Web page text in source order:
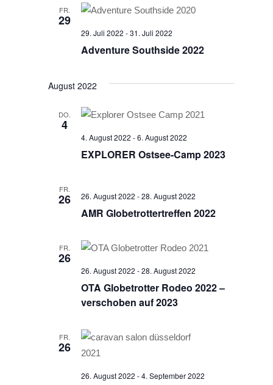
FR.
29
Adventure Southside 2022
29. Juli 2022 -31. Juli 2022
August 2022
DO.
4
EXPLORER Ostsee-Camp 2023
4. August 2022 -6. August 2022
FR.
26
AMR Globetrottertreffen 2022
26. August 2022 -28. August 2022
FR.
26
OTA Globetrotter Rodeo 2022 –
verschoben auf 2023
26. August 2022 -28. August 2022
FR.
26
26. August 2022 -4. September 2022